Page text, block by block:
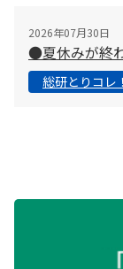
2026年07月30日
●夏休みが終
総研とりコレ！